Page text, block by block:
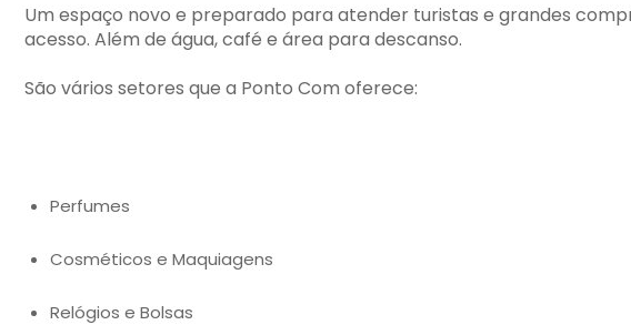
Um espaço novo e preparado para atender turistas e grandes
acesso. Além de água, café e área para descanso.
São vários setores que a Ponto Com oferece:
Perfumes
Cosméticos e Maquiagens
Relógios e Bolsas